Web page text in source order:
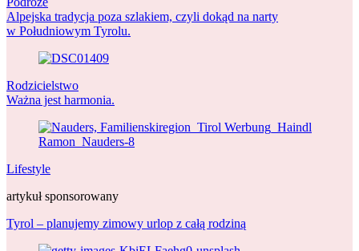
Alpejska tradycja poza szlakiem, czyli dokąd na narty
w Południowym Tyrolu.
Rodzicielstwo
Ważna jest harmonia.
Lifestyle
artykuł sponsorowany
Tyrol – planujemy zimowy urlop z całą rodziną